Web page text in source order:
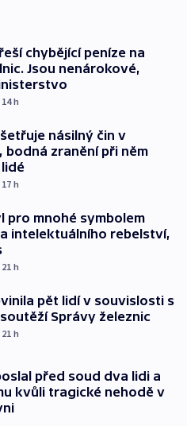
chybějící peníze na
Jsou nenárokové,
h
násilný čin v
bodná zranění při něm
h
pro mnohé symbolem
intelektuálního rebelství,
h
pět lidí v souvislosti s
Správy železnic
h
před soud dva lidi a
kvůli tragické nehodě v